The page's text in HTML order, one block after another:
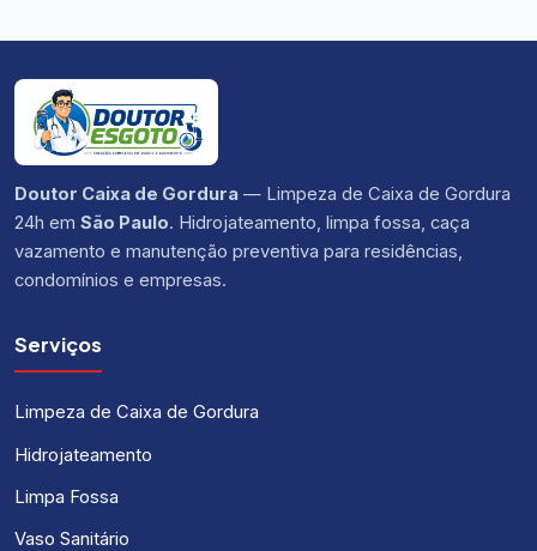
Doutor Caixa de Gordura — Limpeza de Caixa de Gordura
24h em São Paulo. Hidrojateamento, limpa fossa, caça
vazamento e manutenção preventiva para residências,
condomínios e empresas.
Serviços
Limpeza de Caixa de Gordura
Hidrojateamento
Limpa Fossa
Vaso Sanitário